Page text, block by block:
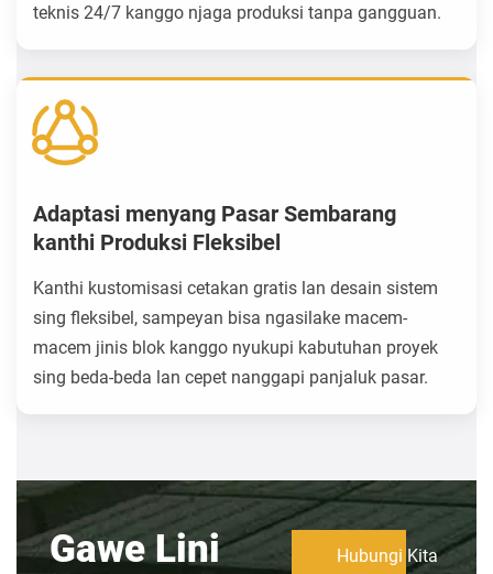
teknis 24/7 kanggo njaga produksi tanpa gangguan.
Adaptasi menyang Pasar Sembarang
kanthi Produksi Fleksibel
Kanthi kustomisasi cetakan gratis lan desain sistem
sing fleksibel, sampeyan bisa ngasilake macem-
macem jinis blok kanggo nyukupi kabutuhan proyek
sing beda-beda lan cepet nanggapi panjaluk pasar.
Gawe Lini
Hubungi Kita